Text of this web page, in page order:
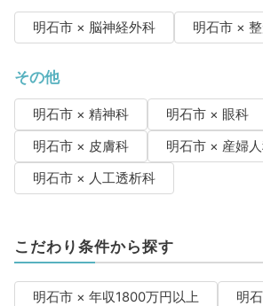
明石市 × 脳神経外科 明石市 ×
その他
明石市 × 精神科
明石市 × 眼科
明石市 × 皮膚科
明石市 × 産婦
明石市 × 人工透析科
こだわり条件から探す
明石市 × 年収1800万円以上
明